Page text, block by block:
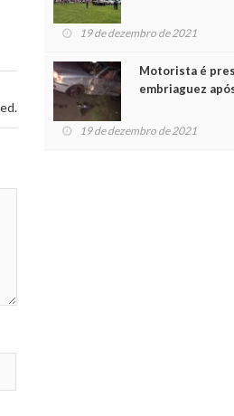
crianças no Natal
19 de dezembro de 2021
Motorista é
embriaguez
feridos
19 de dezembro de 2021